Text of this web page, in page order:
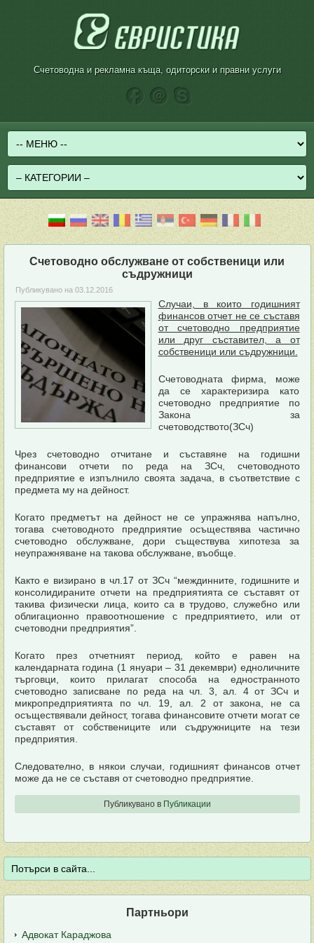
Счетоводна и рекламна къща, одиторски и правни услуги
Счетоводно обслужване от собственици или
съдружници
Публикувано на 03.12.2016
Случаи, в които годишният
финансов отчет не се съставя
от счетоводно предприятие
или друг съставител, а от
собственици или съдружници.
Счетоводната фирма, може
да се характеризира като
счетоводно предприятие по
Закона за
счетоводството(ЗСч)
Чрез счетоводно отчитане и съставяне на годишни
финансови отчети по реда на ЗСч, счетоводното
предприятие е изпълнило своята задача, в съответствие с
предмета му на дейност.
Когато предметът на дейност не се упражнява напълно,
тогава счетоводното предприятие осъществява частично
счетоводно обслужване, дори съществува хипотеза за
неупражняване на такова обслужване, въобще.
Както е визирано в чл.17 от ЗСч “междинните, годишните и
консолидираните отчети на предприятията се съставят от
такива физически лица, които са в трудово, служебно или
облигационно правоотношение с предприятието, или от
счетоводни предприятия”.
Когато през отчетният период, който е равен на
календарната година (1 януари – 31 декември) едноличните
търговци, които прилагат способа на едностранното
счетоводно записване по реда на чл. 3, ал. 4 от ЗСч и
микропредприятията по чл. 19, ал. 2 от закона, не са
осъществявали дейност, тогава финансовите отчети могат се
съставят от собствениците или съдружниците на тези
предприятия.
Следователно, в някои случаи, годишният финансов отчет
може да не се съставя от счетоводно предприятие.
Публикувано в Публикации
Партньори
Адвокат Караджова